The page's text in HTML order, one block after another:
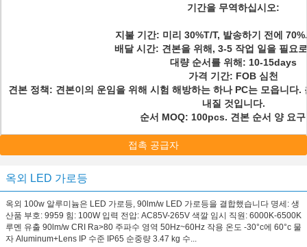
기간을 무역하십시오:
지불 기간: 미리 30%T/T, 발송하기 전에
배달 시간: 견본을 위해, 3-5 작업 일을 필요
대량 순서를 위해: 10-15days
가격 기간: FOB 심천
견본 정책: 견본이의 운임을 위해 시험 해방하는 하나 PC는 모읍니다.
내질 것입니다.
순서 MOQ: 100pcs. 견본 순서 양 요
접촉 공급자
옥외 LED 가로등
옥외 100w 알루미늄은 LED 가로등, 90lm/w LED 가로등을 결합했습니다 명세: 생
산품 부호: 9959 힘: 100W 입력 전압: AC85V-265V 색깔 임시 직원: 6000K-6500K
루멘 유출 90lm/w CRI Ra>80 주파수 영역 50Hz~60Hz 작용 온도 -30°c에 60°c 물
자 Aluminum+Lens IP 수준 IP65 순중량 3.47 kg 수...